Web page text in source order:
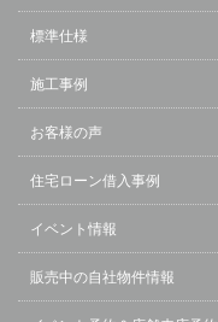
標準仕様
施工事例
お客様の声
住宅ローン借入事例
イベント情報
販売中の自社物件情報